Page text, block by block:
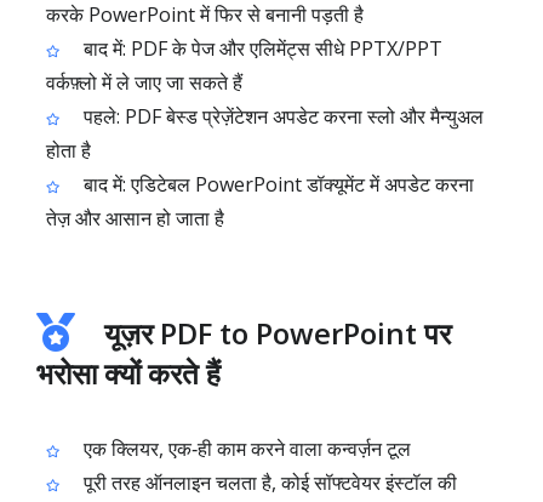
करके PowerPoint में फिर से बनानी पड़ती है
बाद में: PDF के पेज और एलिमेंट्स सीधे PPTX/PPT
वर्कफ़्लो में ले जाए जा सकते हैं
पहले: PDF बेस्ड प्रेज़ेंटेशन अपडेट करना स्लो और मैन्युअल
होता है
बाद में: एडिटेबल PowerPoint डॉक्यूमेंट में अपडेट करना
तेज़ और आसान हो जाता है
यूज़र PDF to PowerPoint पर
भरोसा क्यों करते हैं
एक क्लियर, एक‑ही काम करने वाला कन्वर्ज़न टूल
पूरी तरह ऑनलाइन चलता है, कोई सॉफ्टवेयर इंस्टॉल की